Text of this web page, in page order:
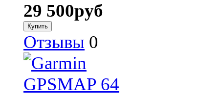
29 500руб
Отзывы 0